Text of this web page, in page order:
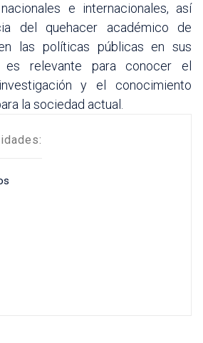
e internacionales, así
del quehacer académico de
las políticas públicas en sus
es relevante para conocer el
y el conocimiento
la sociedad actual.